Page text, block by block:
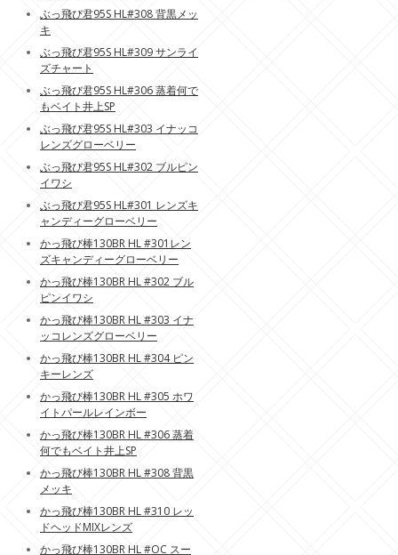
ぶっ飛び君95S HL#308 背黒メッ
キ
ぶっ飛び君95S HL#309 サンライ
ズチャート
ぶっ飛び君95S HL#306 蒸着何で
もベイト井上SP
ぶっ飛び君95S HL#303 イナッコ
レンズグローベリー
ぶっ飛び君95S HL#302 ブルピン
イワシ
ぶっ飛び君95S HL#301 レンズキ
ャンディーグローベリー
かっ飛び棒130BR HL #301レン
ズキャンディーグローベリー
かっ飛び棒130BR HL #302 ブル
ピンイワシ
かっ飛び棒130BR HL #303 イナ
ッコレンズグローベリー
かっ飛び棒130BR HL #304 ピン
キーレンズ
かっ飛び棒130BR HL #305 ホワ
イトパールレインボー
かっ飛び棒130BR HL #306 蒸着
何でもベイト井上SP
かっ飛び棒130BR HL #308 背黒
メッキ
かっ飛び棒130BR HL #310 レッ
ドヘッドMIXレンズ
かっ飛び棒130BR HL #OC スー